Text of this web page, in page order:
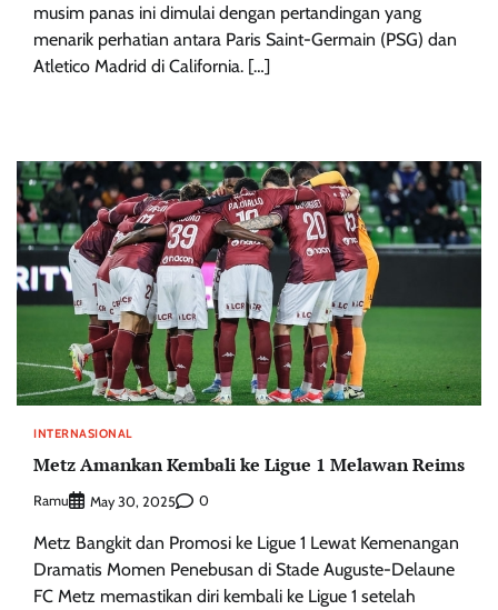
musim panas ini dimulai dengan pertandingan yang
menarik perhatian antara Paris Saint-Germain (PSG) dan
Atletico Madrid di California. […]
INTERNASIONAL
Metz Amankan Kembali ke Ligue 1 Melawan Reims
Ramu May 30, 2025 0
Metz Bangkit dan Promosi ke Ligue 1 Lewat Kemenangan
Dramatis Momen Penebusan di Stade Auguste-Delaune
FC Metz memastikan diri kembali ke Ligue 1 setelah